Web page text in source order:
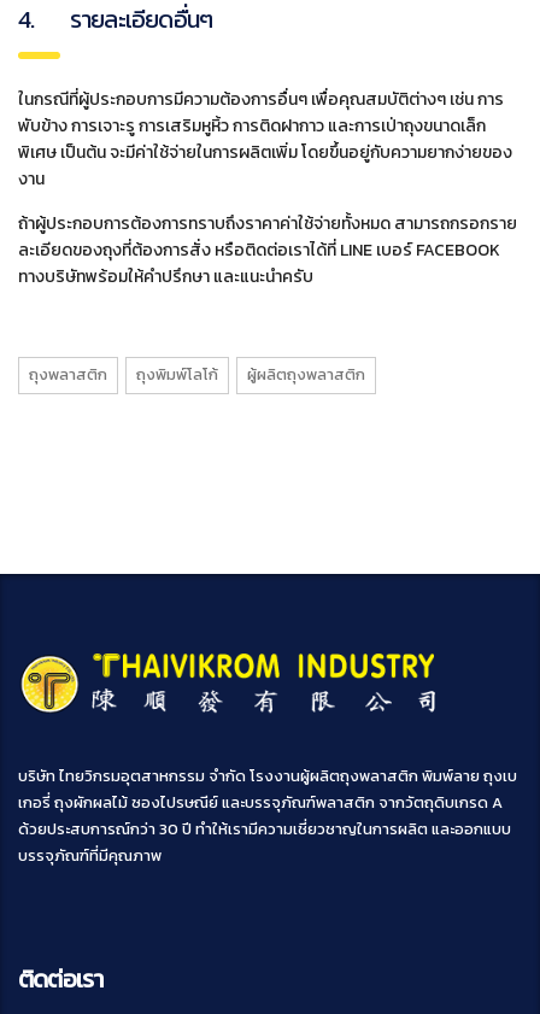
4. รายละเอียดอื่นๆ
ในกรณีที่ผู้ประกอบการมีความต้องการอื่นๆ เพื่อคุณสมบัติต่างๆ เช่น การ
พับข้าง การเจาะรู การเสริมหูหิ้ว การติดฝากาว และการเป่าถุงขนาดเล็ก
พิเศษ เป็นต้น จะมีค่าใช้จ่ายในการผลิตเพิ่ม โดยขึ้นอยู่กับความยากง่ายของ
งาน
ถ้าผู้ประกอบการต้องการทราบถึงราคาค่าใช้จ่ายทั้งหมด สามารถกรอกราย
ละเอียดของถุงที่ต้องการสั่ง หรือติดต่อเราได้ที่ LINE เบอร์ FACEBOOK
ทางบริษัทพร้อมให้คำปรึกษา และแนะนำครับ
ถุงพลาสติก ถุงพิมพ์โลโก้ ผู้ผลิตถุงพลาสติก
บริษัท ไทยวิกรมอุตสาหกรรม จำกัด โรงงานผู้ผลิตถุงพลาสติก พิมพ์ลาย ถุงเบ
เกอรี่ ถุงผักผลไม้ ซองไปรษณีย์ และบรรจุภัณฑ์พลาสติก จากวัตถุดิบเกรด A
ด้วยประสบการณ์กว่า 30 ปี ทำให้เรามีความเชี่ยวชาญในการผลิต และออกแบบ
บรรจุภัณฑ์ที่มีคุณภาพ
ติดต่อเรา